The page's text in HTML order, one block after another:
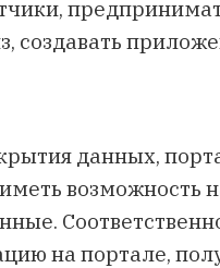
создавать
данных,
возможность
на портале,